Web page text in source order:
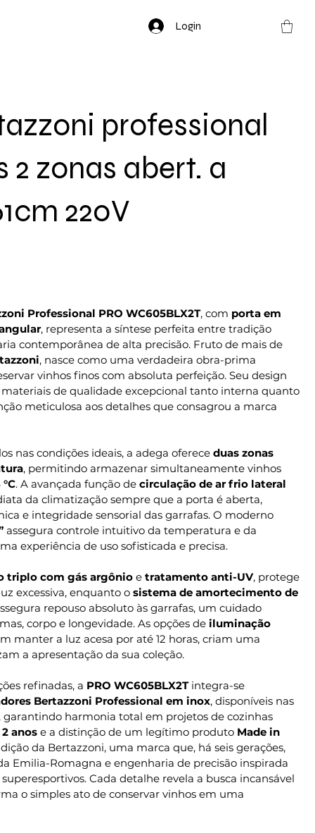
Login
professional
2 zonas abert. a
220V
Professional PRO WC605BLX2T, com porta em
, representa a síntese perfeita entre tradição
contemporânea de alta precisão. Fruto de mais de
, nasce como uma verdadeira obra-prima
vinhos finos com absoluta perfeição. Seu design
de qualidade excepcional tanto interna quanto
meticulosa aos detalhes que consagrou a marca
nas condições ideais, a adega oferece duas zonas
, permitindo armazenar simultaneamente vinhos
. A avançada função de circulação de ar frio lateral
da climatização sempre que a porta é aberta,
e integridade sensorial das garrafas. O moderno
assegura controle intuitivo da temperatura e da
experiência de uso sofisticada e precisa.
triplo com gás argônio e tratamento anti-UV, protege
excessiva, enquanto o sistema de amortecimento de
repouso absoluto às garrafas, um cuidado
corpo e longevidade. As opções de iluminação
manter a luz acesa por até 12 horas, criam uma
a apresentação da sua coleção.
refinadas, a PRO WC605BLX2T integra-se
Bertazzoni Professional em inox, disponíveis nas
garantindo harmonia total em projetos de cozinhas
anos e a distinção de um legítimo produto Made in
da Bertazzoni, uma marca que, há seis gerações,
Emilia-Romagna e engenharia de precisão inspirada
Cada detalhe revela a busca incansável
o simples ato de conservar vinhos em uma